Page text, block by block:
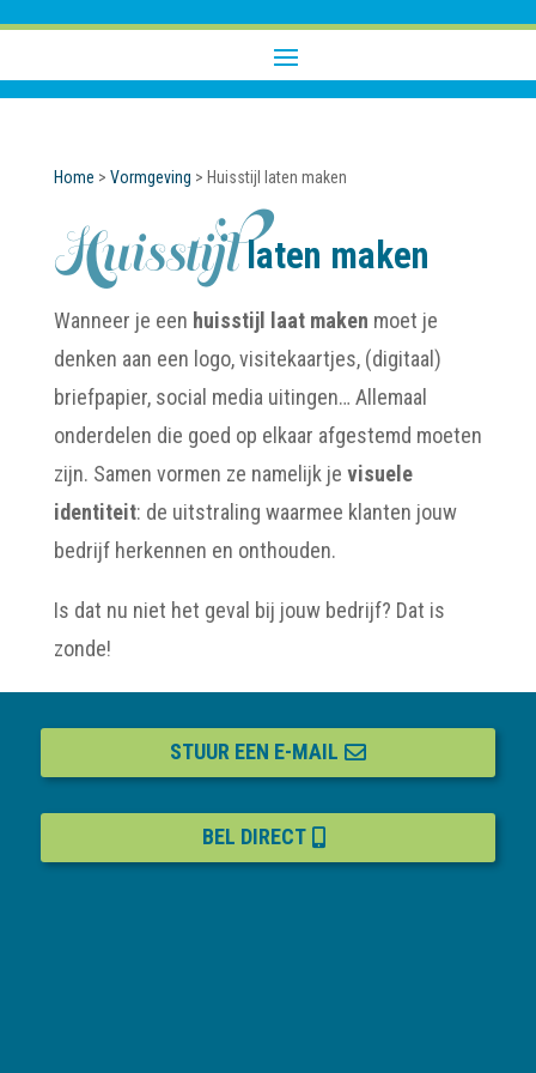
Home > Vormgeving > Huisstijl laten maken
Huisstijllaten maken
Wanneer je een huisstijl laat maken moet je
denken aan een logo, visitekaartjes, (digitaal)
briefpapier, social media uitingen… Allemaal
onderdelen die goed op elkaar afgestemd moeten
zijn. Samen vormen ze namelijk je visuele
identiteit: de uitstraling waarmee klanten jouw
bedrijf herkennen en onthouden.
Is dat nu niet het geval bij jouw bedrijf? Dat is
zonde!
STUUR EEN E-MAIL
BEL DIRECT